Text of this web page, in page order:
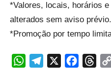
*Valores, locais, horários
alterados sem aviso prévio.
*Promoção por tempo
WhatsAppTelegram